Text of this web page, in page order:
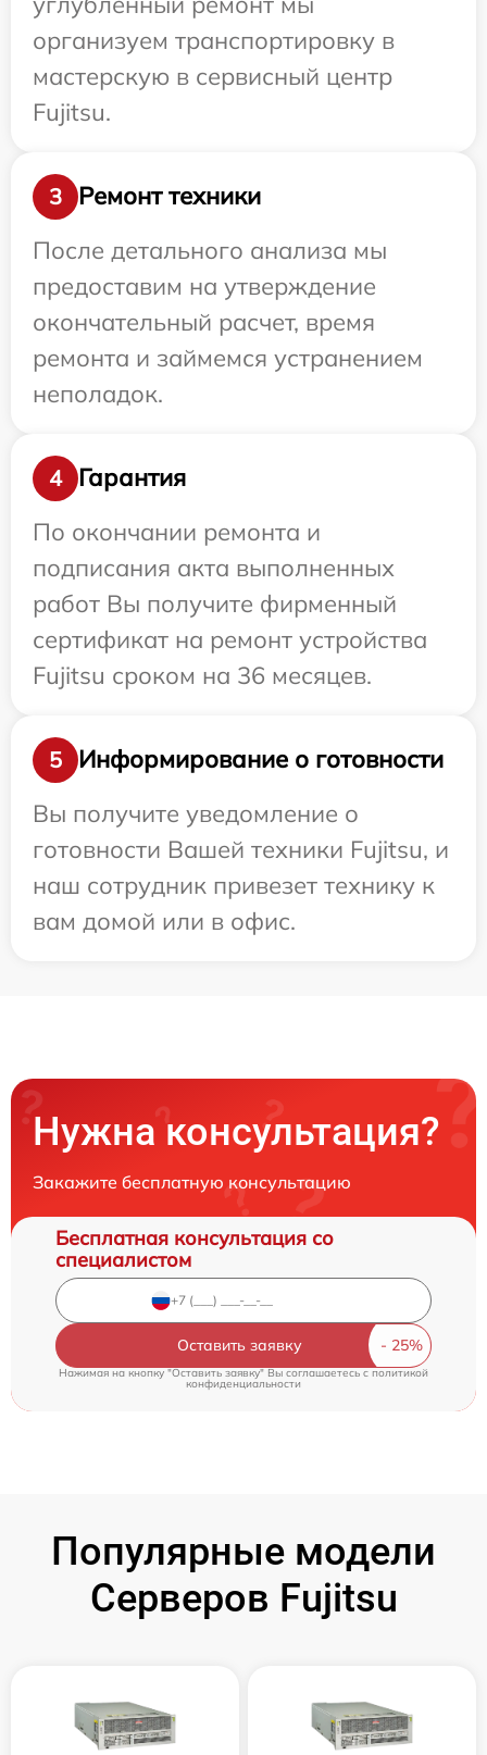
организуем транспортировку в
мастерскую в сервисный центр
Fujitsu.
3
Ремонт техники
После детального анализа мы
предоставим на утверждение
окончательный расчет, время
ремонта и займемся устранением
неполадок.
4
Гарантия
По окончании ремонта и
подписания акта выполненных
работ Вы получите фирменный
сертификат на ремонт устройства
Fujitsu сроком на 36 месяцев.
5
Информирование о готовности
Вы получите уведомление о
готовности Вашей техники Fujitsu, и
наш сотрудник привезет технику к
вам домой или в офис.
Нужна консультация?
Закажите бесплатную консультацию
Бесплатная консультация со
специалистом
Оставить заявку
Нажимая на кнопку "Оставить заявку" Вы соглашаетесь cполитикой
конфиденциальности
Популярные модели
Серверов Fujitsu